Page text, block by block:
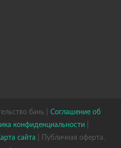
бань | Соглашение об
конфиденциальности
сайта | Публичная оферта.